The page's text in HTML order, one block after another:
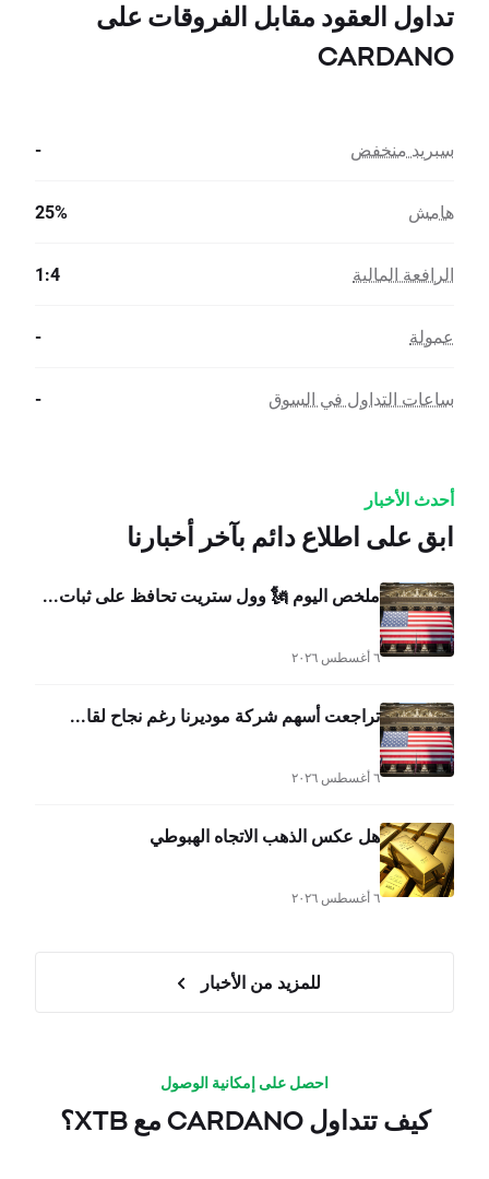
تداول العقود مقابل الفروقات على
CARDANO
سبريد منخفض -
هامش 25%
الرافعة المالية 1:4
عمولة -
ساعات التداول في السوق -
أحدث الأخبار
ابق على اطلاع دائم بآخر أخبارنا
ملخص اليوم 🗽 وول ستريت تحافظ على ثبات...
٦ أغسطس ٢٠٢٦
تراجعت أسهم شركة موديرنا رغم نجاح لقا...
٦ أغسطس ٢٠٢٦
هل عكس الذهب الاتجاه الهبوطي
٦ أغسطس ٢٠٢٦
للمزيد من الأخبار
احصل على إمكانية الوصول
كيف تتداول CARDANO مع XTB؟